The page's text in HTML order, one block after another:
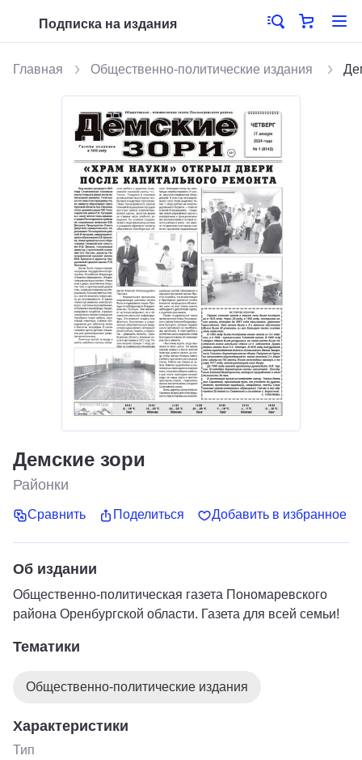
Подписка на издания
Главная Общественно-политические издания
Демские зори
Районки
Сравнить Поделиться Добавить в избранное
Об издании
Общественно-политическая газета Пономаревского
района Оренбургской области. Газета для всей семьи!
Тематики
Общественно-политические издания
Характеристики
Тип